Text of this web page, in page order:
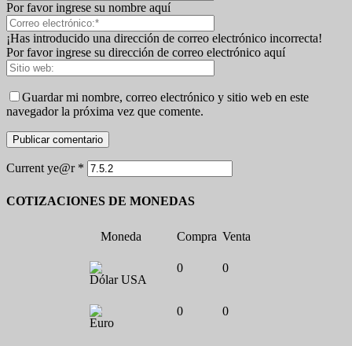
Por favor ingrese su nombre aquí
¡Has introducido una dirección de correo electrónico incorrecta!
Por favor ingrese su dirección de correo electrónico aquí
Guardar mi nombre, correo electrónico y sitio web en este
navegador la próxima vez que comente.
Current ye@r *
COTIZACIONES DE MONEDAS
Moneda Compra Venta
Dólar USA
0 0
Euro
0 0